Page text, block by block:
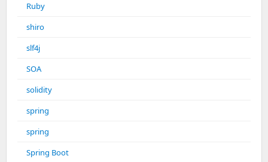
Ruby
shiro
slf4j
SOA
solidity
spring
spring
Spring Boot